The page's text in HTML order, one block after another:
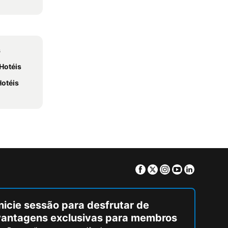
Facebook
TwitterInstagram
Youtube
sessão para desfrutar de
exclusivas para membros